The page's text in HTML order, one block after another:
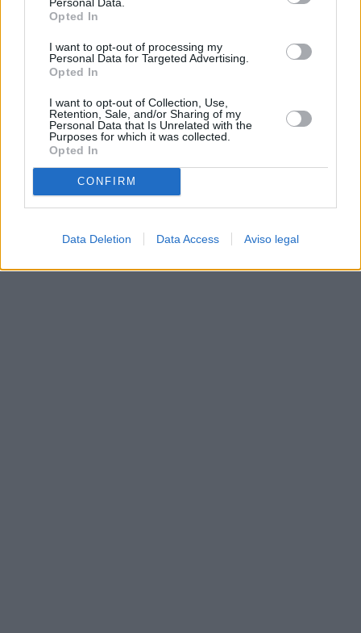
visitando nuestra política de privacidad.
Opted In
I want to opt-out of processing my
Personal Data for Targeted Advertising.
Opted In
I want to opt-out of Collection, Use,
Retention, Sale, and/or Sharing of my
Personal Data that Is Unrelated with the
Purposes for which it was collected.
Opted In
CONFIRM
Data Deletion Data Access Aviso legal